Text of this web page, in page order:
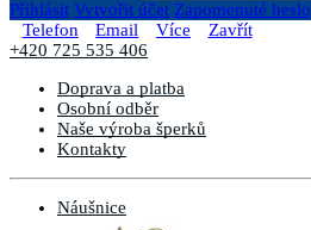
Přihlásit Vytvořit účet Zapomenuté heslo
Telefon
Email Více
Zavřít
+420 725 535 406
Doprava a platba
Osobní odběr
Naše výroba šperků
Kontakty
Náušnice